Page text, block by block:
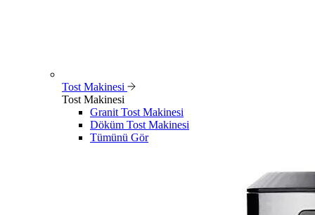
Tost Makinesi
Tost Makinesi
Granit Tost Makinesi
Döküm Tost Makinesi
Tümünü Gör